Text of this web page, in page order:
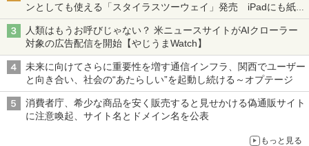
ンとしても使える「スタイラスツーウェイ」発売 iPadにも紙に
も、持ち替えずに書き込める
人類はもうお呼びじゃない？ 米ニュースサイトがAIクローラー
対象の広告配信を開始【やじうまWatch】
未来に向けてさらに重要性を増す通信インフラ、関西でユーザー
と向き合い、社会の“あたらしい”を起動し続ける～オプテージ
消費者庁、希少な商品を安く販売すると見せかける偽通販サイト
に注意喚起、サイト名とドメイン名を公表
もっと見る